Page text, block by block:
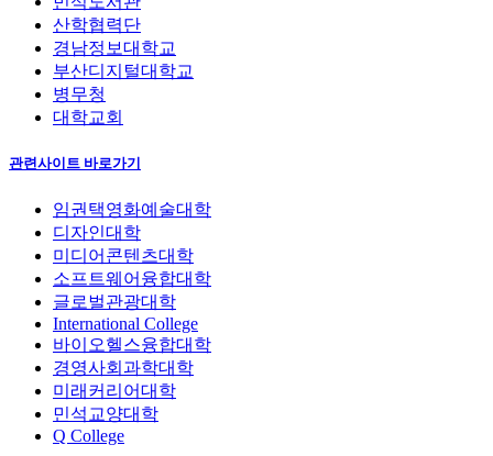
산학협력단
경남정보대학교
부산디지털대학교
병무청
대학교회
관련사이트 바로가기
임권택영화예술대학
디자인대학
미디어콘텐츠대학
소프트웨어융합대학
글로벌관광대학
International College
바이오헬스융합대학
경영사회과학대학
미래커리어대학
민석교양대학
Q College